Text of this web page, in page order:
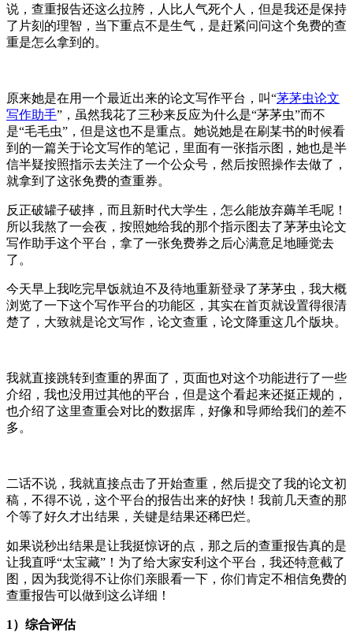
说，查重报告还这么拉胯，人比人气死个人，但是我还是保持
了片刻的理智，当下重点不是生气，是赶紧问问这个免费的查
重是怎么拿到的。
原来她是在用一个最近出来的论文写作平台，叫“茅茅虫论文
写作助手”，虽然我花了三秒来反应为什么是“茅茅虫”而不
是“毛毛虫”，但是这也不是重点。她说她是在刷某书的时候看
到的一篇关于论文写作的笔记，里面有一张指示图，她也是半
信半疑按照指示去关注了一个公众号，然后按照操作去做了，
就拿到了这张免费的查重券。
反正破罐子破摔，而且新时代大学生，怎么能放弃薅羊毛呢！
所以我熬了一会夜，按照她给我的那个指示图去了茅茅虫论文
写作助手这个平台，拿了一张免费券之后心满意足地睡觉去
了。
今天早上我吃完早饭就迫不及待地重新登录了茅茅虫，我大概
浏览了一下这个写作平台的功能区，其实在首页就设置得很清
楚了，大致就是论文写作，论文查重，论文降重这几个版块。
我就直接跳转到查重的界面了，页面也对这个功能进行了一些
介绍，我也没用过其他的平台，但是这个看起来还挺正规的，
也介绍了这里查重会对比的数据库，好像和导师给我们的差不
多。
二话不说，我就直接点击了开始查重，然后提交了我的论文初
稿，不得不说，这个平台的报告出来的好快！我前几天查的那
个等了好久才出结果，关键是结果还稀巴烂。
如果说秒出结果是让我挺惊讶的点，那之后的查重报告真的是
让我直呼“太宝藏”！为了给大家安利这个平台，我还特意截了
图，因为我觉得不让你们亲眼看一下，你们肯定不相信免费的
查重报告可以做到这么详细！
1）综合评估